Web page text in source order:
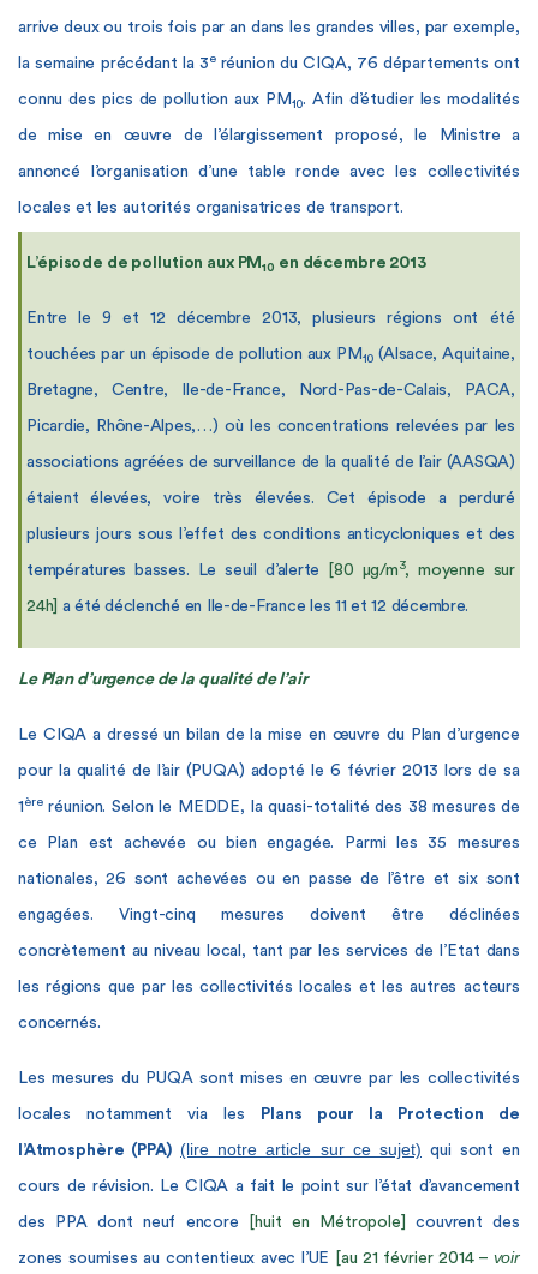
arrive deux ou trois fois par an dans les grandes villes, par exemple,
la semaine précédant la 3 e réunion du CIQA, 76 départements ont
connu des pics de pollution aux PM 10. Afin d’étudier les modalités
de mise en œuvre de l’élargissement proposé, le Ministre a
annoncé l’organisation d’une table ronde avec les collectivités
locales et les autorités organisatrices de transport.
L’épisode de pollution aux PM10 en décembre 2013
Entre le 9 et 12 décembre 2013, plusieurs régions ont été
touchées par un épisode de pollution aux PM 10 (Alsace, Aquitaine,
Bretagne, Centre, Ile-de-France, Nord-Pas-de-Calais, PACA,
Picardie, Rhône-Alpes,…) où les concentrations relevées par les
associations agréées de surveillance de la qualité de l’air (AASQA)
étaient élevées, voire très élevées. Cet épisode a perduré
plusieurs jours sous l’effet des conditions anticycloniques et des
températures basses. Le seuil d’alerte [80 µg/m 3, moyenne sur
24h] a été déclenché en Ile-de-France les 11 et 12 décembre.
Le Plan d’urgence de la qualité de l’air
Le CIQA a dressé un bilan de la mise en œuvre du Plan d’urgence
pour la qualité de l’air (PUQA) adopté le 6 février 2013 lors de sa
1 èreréunion. Selon le MEDDE, la quasi-totalité des 38 mesures de
ce Plan est achevée ou bien engagée. Parmi les 35 mesures
nationales, 26 sont achevées ou en passe de l’être et six sont
engagées. Vingt-cinq mesures doivent être déclinées
concrètement au niveau local, tant par les services de l’Etat dans
les régions que par les collectivités locales et les autres acteurs
concernés.
Les mesures du PUQA sont mises en œuvre par les collectivités
locales notamment via les Plans pour la Protection de
l’Atmosphère (PPA) (lire notre article sur ce sujet) qui sont en
cours de révision. Le CIQA a fait le point sur l’état d’avancement
des PPA dont neuf encore [huit en Métropole]couvrent des
zones soumises au contentieux avec l’UE [au 21 février 2014 – voir